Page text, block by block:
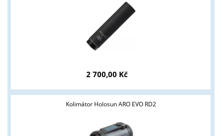
2 700,00 Kč
Kolimátor Holosun ARO EVO RD2
Tyto stránky jsou určeny pouze odborné veřejnosti od 18 let a
podnikatelům v oblasti zbraně a střelivo. Splňujete tyto
podmínky?